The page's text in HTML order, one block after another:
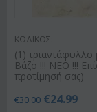
ΚΩΔΙΚΟΣ:
(1)
Βάζο !!! ΝΕΟ !!!
προτίμησή σας)
€30.00 €24.99